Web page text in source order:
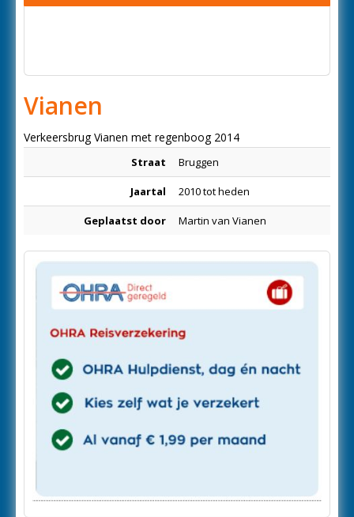
Vianen
Verkeersbrug Vianen met regenboog 2014
Straat Bruggen
Jaartal 2010 tot heden
Geplaatst door Martin van Vianen